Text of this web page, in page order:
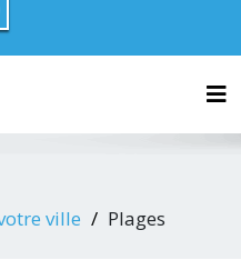
ville Plages